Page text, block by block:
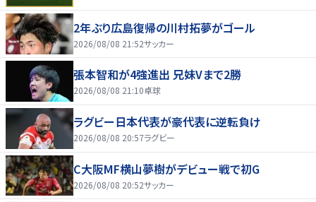
2年ぶり広島復帰の川村拓夢がゴール
2026/08/08 21:52サッカー
張本智和が4強進出 兄妹Vまで2勝
2026/08/08 21:10卓球
ラグビー日本代表が豪代表に逆転負け
2026/08/08 20:57ラグビー
C大阪MF横山夢樹がデビュー戦で初G
2026/08/08 20:52サッカー